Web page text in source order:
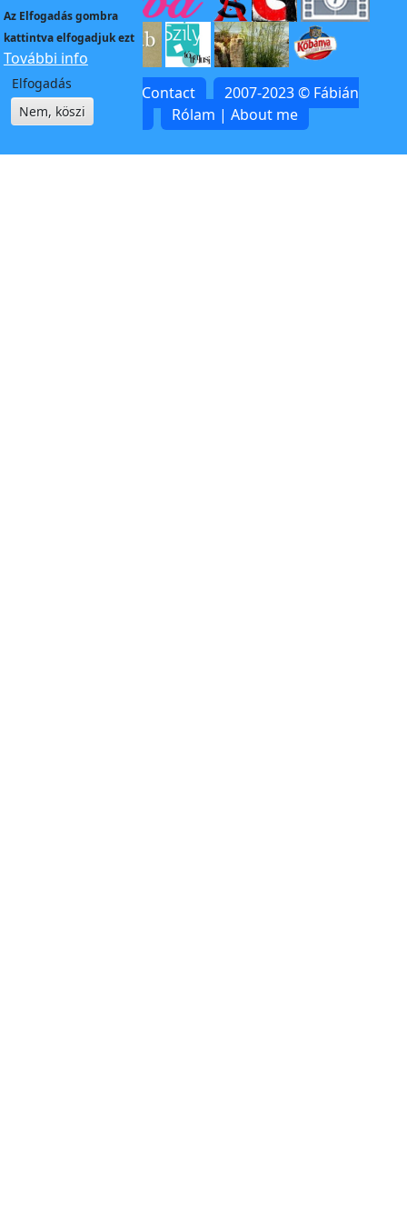
Kapcsolat | Contact
2007-2023 © Fábián
Rólam | About me
Az Elfogadásgombra
kattintva elfogadjuk ezt
További info
Elfogadás
Nem, köszi